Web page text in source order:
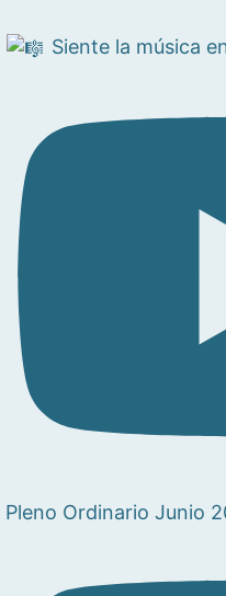
Siente la música
Pleno Ordinario Junio